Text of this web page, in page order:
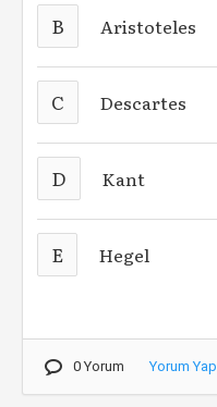
B Aristoteles
C Descartes
D Kant
E Hegel
0 Yorum Yorum Yap